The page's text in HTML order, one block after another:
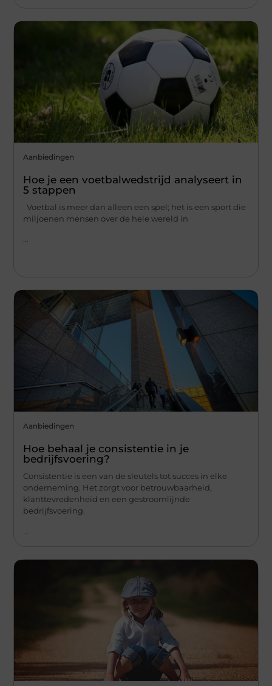
Aanbiedingen
Hoe je een voetbalwedstrijd analyseert in
5 stappen
Voetbal is meer dan alleen een spel; het is een sport die
miljoenen mensen over de hele wereld in
...
Aanbiedingen
Hoe behaal je consistentie in je
bedrijfsvoering?
Consistentie is een van de sleutels tot succes in elke
onderneming. Het zorgt voor betrouwbaarheid,
klanttevredenheid en een gestroomlijnde
bedrijfsvoering.